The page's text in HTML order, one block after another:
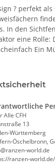
? perfekt
In den
eine
Ein
Alle CFH
13
Württemberg
Öschelbronn,
world.de
ranzen-world.de/